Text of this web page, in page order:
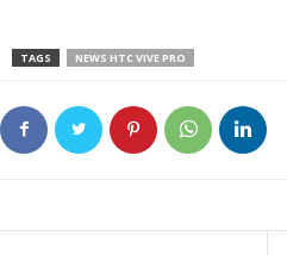
TAGS NEWS HTC VIVE PRO